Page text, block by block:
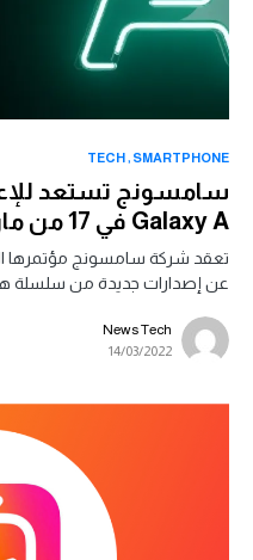
SMARTPHONE
TECH
سامسونج تستعد
Galaxy A في 17 من مارس
عن إصدارات جديدة من سلسلة
News Tech
14/03/2022